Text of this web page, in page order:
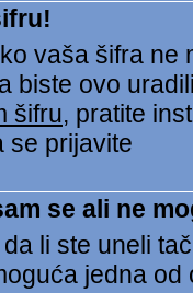
vaša šifra ne
biste ovo
šifru, pratite
se prijavite
se ali ne
li ste uneli
jedna